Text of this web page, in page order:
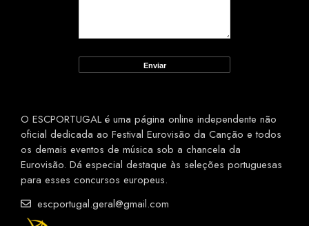
O ESCPORTUGAL é uma página online independente não
oficial dedicada ao Festival Eurovisão da Canção e todos
os demais eventos de música sob a chancela da
Eurovisão. Dá especial destaque às seleções portuguesas
para esses concursos europeus.
escportugal.geral@gmail.com